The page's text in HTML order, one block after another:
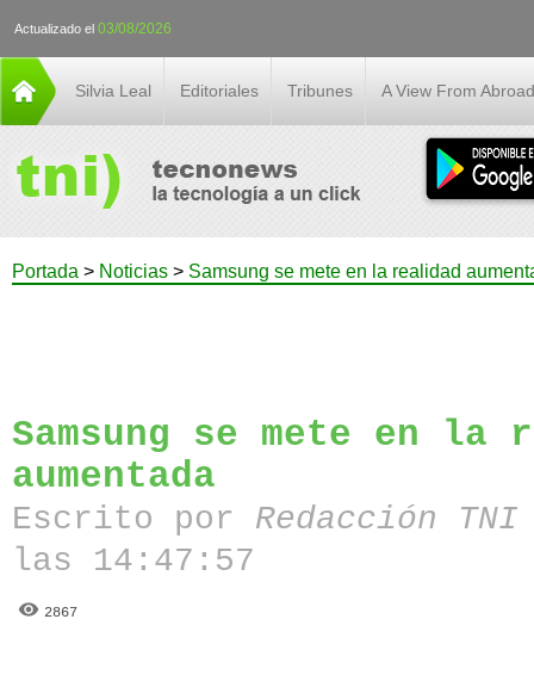
Actualizado el 03/08/2026
Silvia Leal Editoriales Tribunes A View From Abroad
Portada > Noticias > Samsung se mete en la realidad
Samsung se mete en la
aumentada
Escrito por Redacción
las 14:47:57
2867